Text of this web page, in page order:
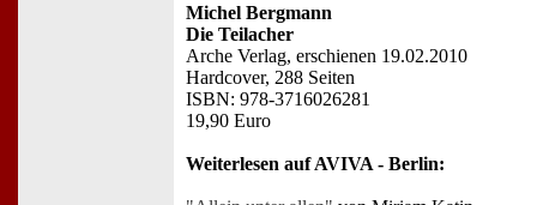
Michel Bergmann
Die Teilacher
Arche Verlag, erschienen 19.02.2010
Hardcover, 288 Seiten
ISBN: 978-3716026281
19,90 Euro
Weiterlesen auf AVIVA - Berlin: